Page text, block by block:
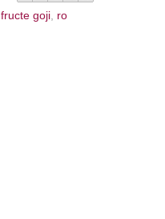
fructe goji ro